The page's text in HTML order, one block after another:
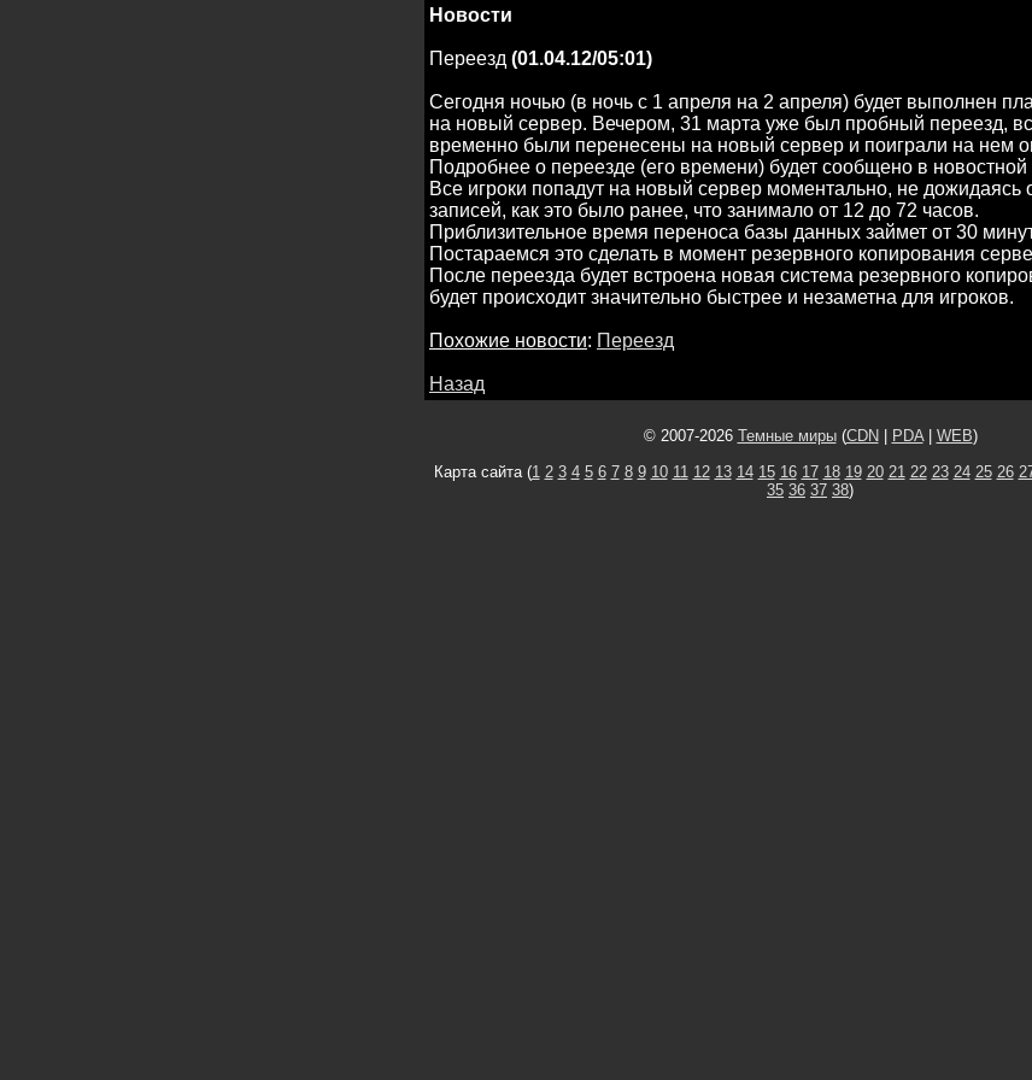
Новости
Переезд (01.04.12/05:01)
Сегодня ночью (в ночь с 1 апреля на 2 апреля) будет выполнен
на новый сервер. Вечером, 31 марта уже был пробный переезд,
временно были перенесены на новый сервер и поиграли на нем
Подробнее о переезде (его времени) будет сообщено в новостной
Все игроки попадут на новый сервер моментально, не дожидаясь
записей, как это было ранее, что занимало от 12 до 72 часов.
Приблизительное время переноса базы данных займет от 30
Постараемся это сделать в момент резервного копирования
После переезда будет встроена новая система резервного
будет происходит значительно быстрее и незаметна для игроков.
Похожие новости: Переезд
Назад
© 2007-2026 Темные миры(CDN PDA| WEB)
Карта сайта (1 2 3 4 5 6 7 8 9 10 11 12 13 14 15 16 17 18 19 20 21 22 23 24 25 26
35 36 37 38)